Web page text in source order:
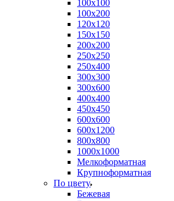
100х100
100х200
120х120
150х150
200х200
250х250
250х400
300х300
300х600
400х400
450х450
600х600
600х1200
800х800
1000х1000
Мелкоформатная
Крупноформатная
По цвету
Бежевая